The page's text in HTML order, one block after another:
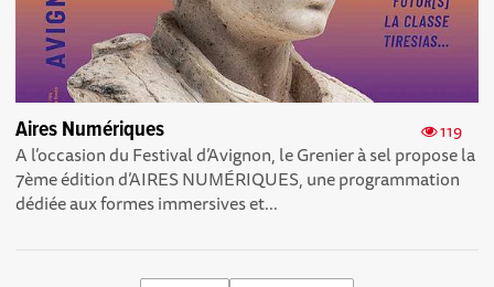
119
Aires Numériques
A l’occasion du Festival d’Avignon, le Grenier à sel propose la
7ème édition d’AIRES NUMÉRIQUES, une programmation
dédiée aux formes immersives et...